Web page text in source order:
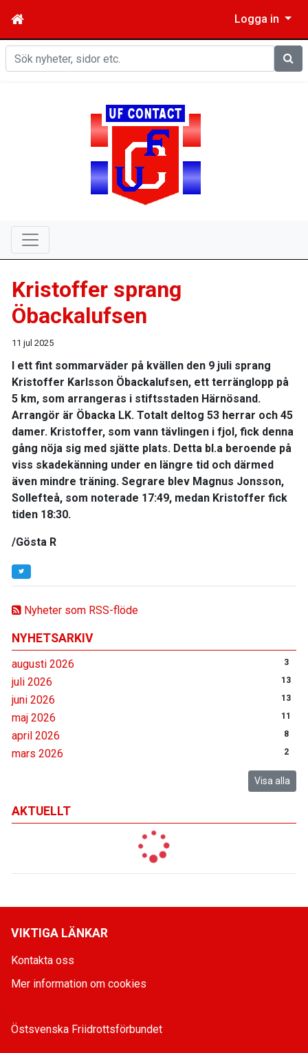
Logga in
Sök
Nyheter som RSS-flöde
NYHETSARKIV
augusti 2026 3
juli 2026 13
juni 2026 13
maj 2026 11
april 2026 8
mars 2026 2
Visa alla
AKTUELLT
Kristoffer sprang
Öbackalufsen
11 jul 2025
I ett fint sommarväder på kvällen den 9 juli sprang
Kristoffer Karlsson Öbackalufsen, ett terränglopp på
5 km, som arrangeras i stiftsstaden Härnösand.
Arrangör är Öbacka LK. Totalt deltog 53 herrar och 45
damer. Kristoffer, som vann tävlingen i fjol, fick denna
gång nöja sig med sjätte plats. Detta bl.a beroende på
viss skadekänning under en längre tid och därmed
även mindre träning. Segrare blev Magnus Jonsson,
Sollefteå, som noterade 17:49, medan Kristoffer fick
tiden 18:30.
/Gösta R
VIKTIGA LÄNKAR
Kontakta oss
Mer information om cookies
Östsvenska Friidrottsförbundet